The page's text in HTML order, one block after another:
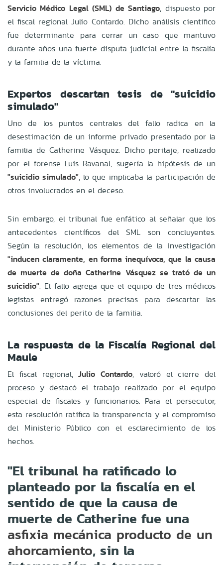
Servicio Médico Legal (SML) de Santiago, dispuesto por
el fiscal regional Julio Contardo. Dicho análisis científico
fue determinante para cerrar un caso que mantuvo
durante años una fuerte disputa judicial entre la fiscalía
y la familia de la víctima.
Expertos descartan tesis de "suicidio
simulado"
Uno de los puntos centrales del fallo radica en la
desestimación de un informe privado presentado por la
familia de Catherine Vásquez. Dicho peritaje, realizado
por el forense Luis Ravanal, sugería la hipótesis de un
"suicidio simulado", lo que implicaba la participación de
otros involucrados en el deceso.
Sin embargo, el tribunal fue enfático al señalar que los
antecedentes científicos del SML son concluyentes.
Según la resolución, los elementos de la investigación
"inducen claramente, en forma inequívoca, que la causa
de muerte de doña Catherine Vásquez se trató de un
suicidio". El fallo agrega que el equipo de tres médicos
legistas entregó razones precisas para descartar las
conclusiones del perito de la familia.
La respuesta de la Fiscalía Regional del
Maule
El fiscal regional,Julio Contardo, valoró el cierre del
proceso y destacó el trabajo realizado por el equipo
especial de fiscales y funcionarios. Para el persecutor,
esta resolución ratifica la transparencia y el compromiso
del Ministerio Público con el esclarecimiento de los
hechos.
"El tribunal ha ratificado lo
planteado por la fiscalía en el
sentido de que la causa de
muerte de Catherine fue una
asfixia mecánica producto de un
ahorcamiento, sin la